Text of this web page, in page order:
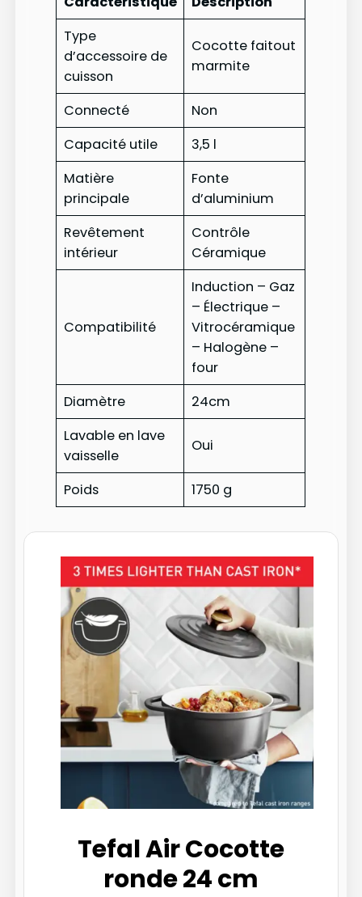
Type
d’accessoire de
cuisson
Cocotte faitout
marmite
Connecté
Non
Capacité utile
3,5 l
Matière
principale
Fonte
d’aluminium
Revêtement
intérieur
Contrôle
Céramique
Compatibilité
Induction – Gaz
– Électrique –
Vitrocéramique
– Halogène –
four
Diamètre
24cm
Lavable en lave
vaisselle
Oui
Poids 1750 g
Tefal Air Cocotte
ronde 24 cm